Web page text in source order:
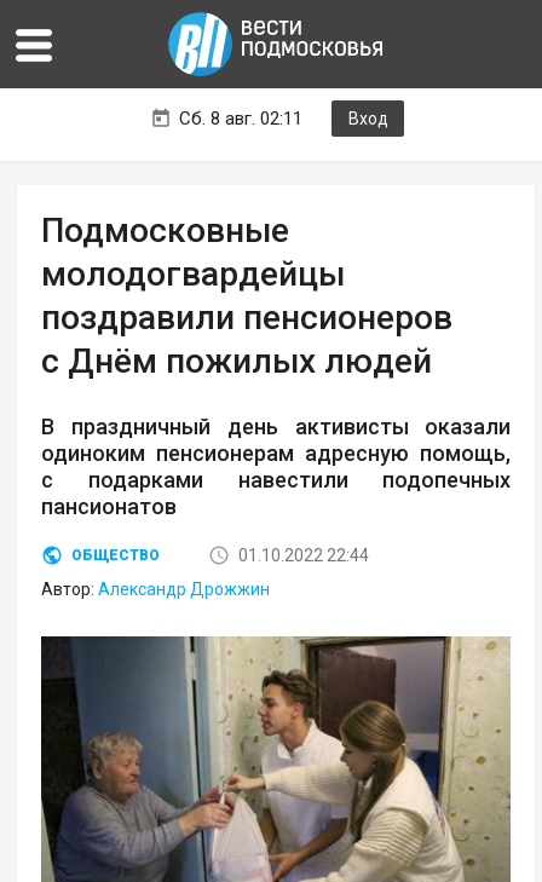
Сб. 8 авг. 02:11 Вход
Подмосковные
молодогвардейцы
поздравили пенсионеров
с Днём пожилых людей
В праздничный день активисты оказали
одиноким пенсионерам адресную помощь,
с подарками навестили подопечных
пансионатов
ОБЩЕСТВО
01.10.2022 22:44
Автор:Александр Дрожжин